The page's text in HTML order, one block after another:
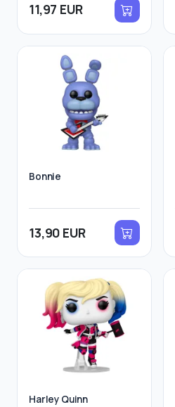
11,97 EUR
Bonnie
13,90 EUR
Harley Quinn